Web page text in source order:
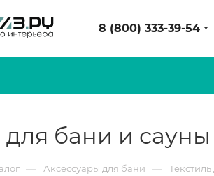
8 (800) 333-39-54
бани и сауны
— Аксессуары для бани —